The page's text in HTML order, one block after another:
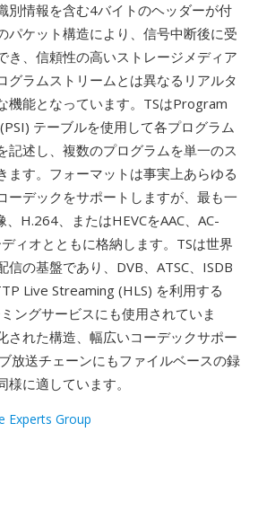
別情報を含む4バイトのヘッダーが付
パケット構造により、信号中断後に受
き、信頼性の高いストレージメディア
グラムストリームとは異なるリアルタ
機能となっています。TSはProgram
テーブルを使用して各プログラム
記述し、複数のプログラムを単一のス
ます。フォーマットは事実上あらゆる
ーデックをサポートしますが、最も一
H.264、またはHEVCをAAC、AC-
ィオとともに格納します。TSは世界
信の基盤であり、DVB、ATSC、ISDB
Live Streaming (HLS) を利用する
ングサービスにも使用されていま
された構造、幅広いコーデックサポー
放送チェーンにもファイルベースの録
に適しています。
Experts Group